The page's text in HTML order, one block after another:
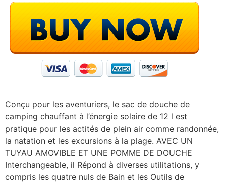
Conçu pour les aventuriers, le sac de douche de
camping chauffant à l’énergie solaire de 12 l est
pratique pour les actités de plein air comme randonnée,
la natation et les excursions à la plage. AVEC UN
TUYAU AMOVIBLE ET UNE POMME DE DOUCHE
Interchangeable, il Répond à diverses utilitations, y
compris les quatre nuls de Bain et les Outils de